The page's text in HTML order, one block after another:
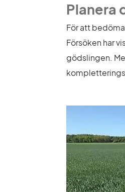
Planera
För att
Försöken har
gödslingen.